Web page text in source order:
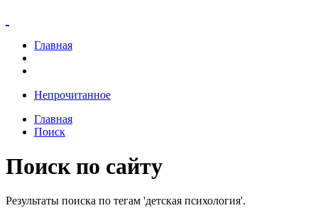
Главная
Непрочитанное
Главная
Поиск
Поиск по сайту
Результаты поиска по тегам 'детская психология'.